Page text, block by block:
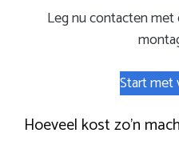
Leg nu contacten
Start met
Hoeveel kost zo’n